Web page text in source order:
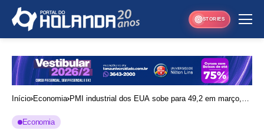
STORIES
Início Economia PMI industrial dos EUA sobe para 49,2 em março,
Economia